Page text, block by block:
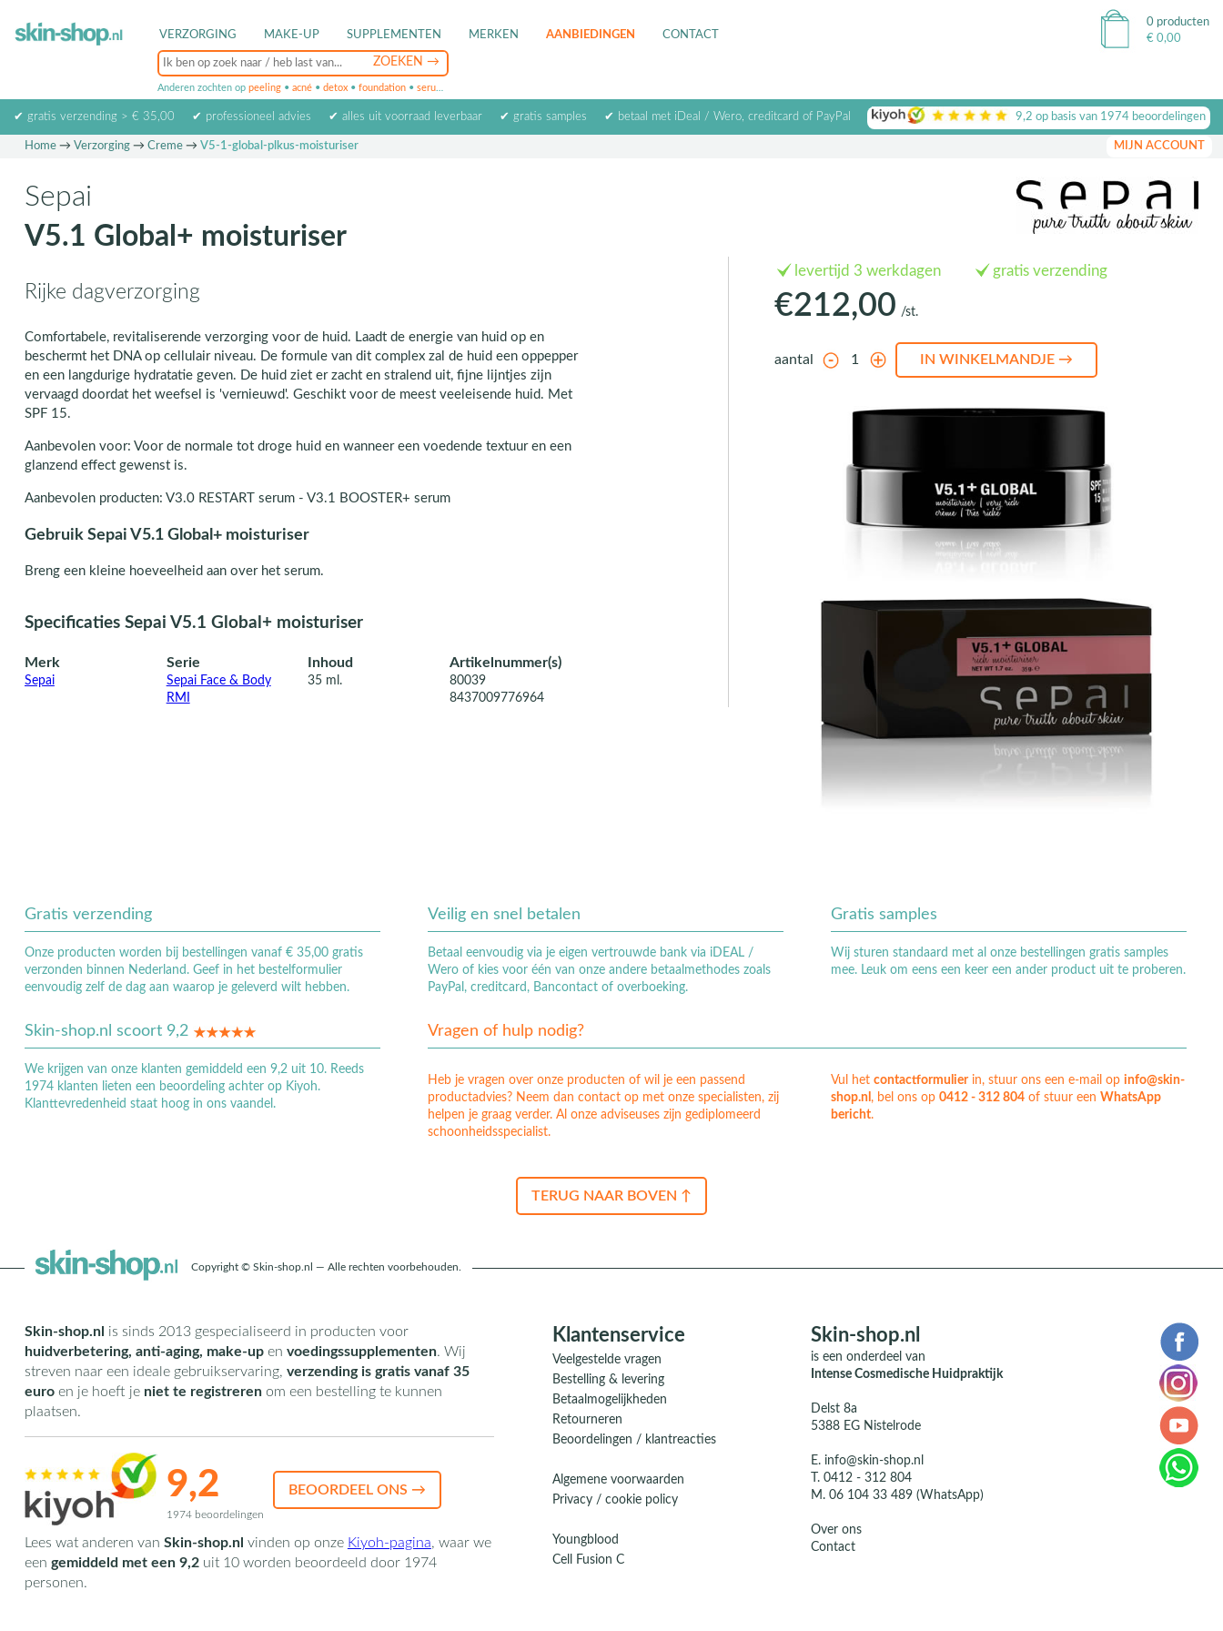
VERZORGING MAKE-UP SUPPLEMENTEN MERKEN AANBIEDINGEN CONTACT
Anderen zochten op peeling • acné • detox • foundation • serum
0 producten
€ 0,00
✔ gratis verzending > € 35,00 ✔ professioneel advies ✔ alles uit voorraad leverbaar ✔ gratis samples ✔ betaal met iDeal / Wero, creditcard of PayPal 9,2 op basis van 1974beoordelingen
MIJN ACCOUNT
Home→ Verzorging→ Creme→ V5-1-global-plkus-moisturiser
Sepai
V5.1 Global+ moisturiser
Rijke dagverzorging
Comfortabele, revitaliserende verzorging voor de huid. Laadt de energie van huid op en
beschermt het DNA op cellulair niveau. De formule van dit complex zal de huid een oppepper
en een langdurige hydratatie geven. De huid ziet er zacht en stralend uit, fijne lijntjes zijn
vervaagd doordat het weefsel is 'vernieuwd'. Geschikt voor de meest veeleisende huid. Met
SPF 15.
Aanbevolen voor: Voor de normale tot droge huid en wanneer een voedende textuur en een
glanzend effect gewenst is.
Aanbevolen producten: V3.0 RESTART serum - V3.1 BOOSTER+ serum
Gebruik Sepai V5.1 Global+ moisturiser
Breng een kleine hoeveelheid aan over het serum.
Specificaties Sepai V5.1 Global+ moisturiser
Merk
Sepai
Serie
Sepai Face & Body
RMI
Inhoud
35 ml.
Artikelnummer(s)
80039
8437009776964
levertijd 3 werkdagen gratis verzending
€212,00 /st.
aantal
Gratis verzending
Onze producten worden bij bestellingen vanaf € 35,00 gratis
verzonden binnen Nederland. Geef in het bestelformulier
eenvoudig zelf de dag aan waarop je geleverd wilt hebben.
Veilig en snel betalen
Betaal eenvoudig via je eigen vertrouwde bank via iDEAL /
Wero of kies voor één van onze andere betaalmethodes zoals
PayPal, creditcard, Bancontact of overboeking.
Gratis samples
Wij sturen standaard met al onze bestellingen gratis samples
mee. Leuk om eens een keer een ander product uit te proberen.
Skin-shop.nl scoort 9,2
We krijgen van onze klanten gemiddeld een 9,2 uit 10. Reeds
1974 klanten lieten een beoordeling achter op Kiyoh.
Klanttevredenheid staat hoog in ons vaandel.
Vragen of hulp nodig?
Heb je vragen over onze producten of wil je een passend
productadvies? Neem dan contact op met onze specialisten, zij
helpen je graag verder. Al onze adviseuses zijn gediplomeerd
schoonheidsspecialist.
Vul het contactformulierin, stuur ons een e-mail op info@skin-
shop.nl , bel ons op 0412 - 312 804of stuur een WhatsApp
bericht.
TERUG NAAR BOVEN ↑
Copyright © Skin-shop.nl — Alle rechten voorbehouden.
Skin-shop.nl is sinds 2013 gespecialiseerd in producten voor
huidverbetering, anti-aging, make-upen voedingssupplementen. Wij
streven naar een ideale gebruikservaring, verzending is gratis vanaf 35
euroen je hoeft je niet te registrerenom een bestelling te kunnen
plaatsen.
9,2
1974 beoordelingen
BEOORDEEL ONS →
Lees wat anderen van Skin-shop.nl vinden op onze Kiyoh-pagina, waar we
een gemiddeld met een 9,2uit 10worden beoordeeld door 1974
personen.
Klantenservice
Veelgestelde vragen
Bestelling & levering
Betaalmogelijkheden
Retourneren
Beoordelingen / klantreacties
Algemene voorwaarden
Privacy / cookie policy
Youngblood
Cell Fusion C
Skin-shop.nl
is een onderdeel van
Intense Cosmedische Huidpraktijk
Delst 8a
5388 EG Nistelrode
E. info@skin-shop.nl
T.0412 - 312 804
M.06 104 33 489 (WhatsApp)
Over ons
Contact